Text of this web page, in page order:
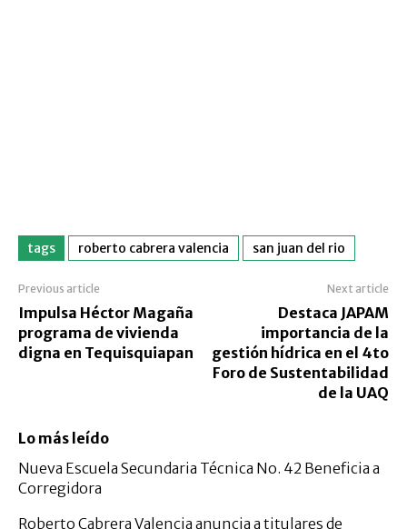
tags roberto cabrera valencia san juan del rio
Previous article
Impulsa Héctor Magaña
programa de vivienda
digna en Tequisquiapan
Next article
Destaca JAPAM
importancia de la
gestión hídrica en el 4to
Foro de Sustentabilidad
de la UAQ
Lo más leído
Nueva Escuela Secundaria Técnica No. 42 Beneficia a
Corregidora
Roberto Cabrera Valencia anuncia a titulares de